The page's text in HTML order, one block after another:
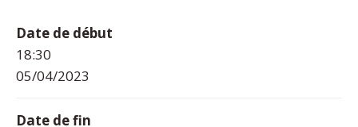
Date de début
18:30
05/04/2023
Date de fin